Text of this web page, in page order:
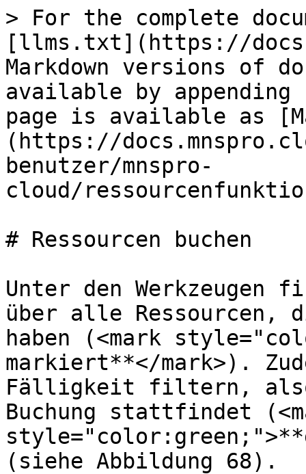
> For the complete
[llms.txt](https://
Markdown versions of
available by
page is available as
(https://
benutzer/mnspro-
cloud/
# Ressourcen buchen
Unter den Werkzeugen
über alle Ressourcen,
haben (<mark
markiert**</mark>).
Fälligkeit filtern, also
Buchung stattfindet
(siehe Abbildung 68).